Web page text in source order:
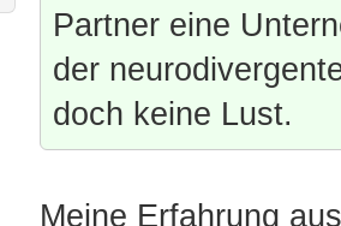
Partner eine
der
doch keine Lust.
Meine Erfahrung